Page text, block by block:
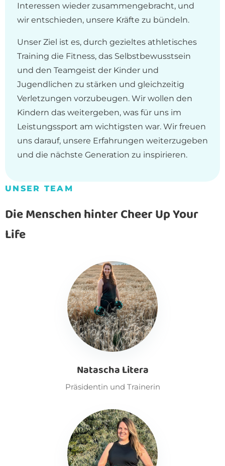
Interessen wieder zusammengebracht, und
wir entschieden, unsere Kräfte zu bündeln.
Unser Ziel ist es, durch gezieltes athletisches
Training die Fitness, das Selbstbewusstsein
und den Teamgeist der Kinder und
Jugendlichen zu stärken und gleichzeitig
Verletzungen vorzubeugen. Wir wollen den
Kindern das weitergeben, was für uns im
Leistungssport am wichtigsten war. Wir freuen
uns darauf, unsere Erfahrungen weiterzugeben
und die nächste Generation zu inspirieren.
UNSER TEAM
Die Menschen hinter Cheer Up Your
Life
Natascha Litera
Präsidentin und Trainerin